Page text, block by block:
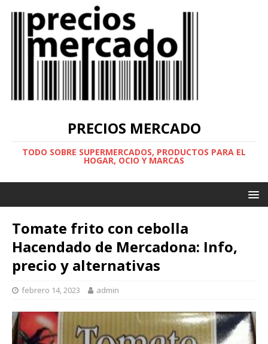
PRECIOS MERCADO
TODO SOBRE SUPERMERCADOS, PRODUCTOS PARA EL
HOGAR, OCIO Y MARCAS
Tomate frito con cebolla
Hacendado de Mercadona: Info,
precio y alternativas
febrero 14, 2023 admin